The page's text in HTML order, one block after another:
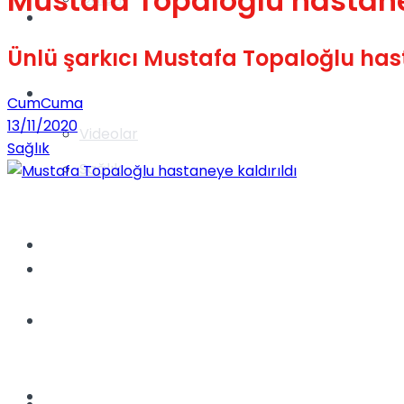
Videolar
Gündem
Yaşam
Sağlık
Ünlü şarkıcı Mustafa Topaloğlu
CumCuma
13/11/2020
Sağlık